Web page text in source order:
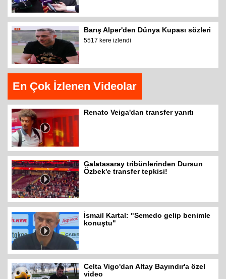
Barış Alper'den Dünya Kupası sözleri
5517 kere izlendi
En Çok İzlenen Videolar
Renato Veiga'dan transfer yanıtı
Galatasaray tribünlerinden Dursun
Özbek'e transfer tepkisi!
İsmail Kartal: "Semedo gelip benimle
konuştu"
Celta Vigo'dan Altay Bayındır'a özel
video